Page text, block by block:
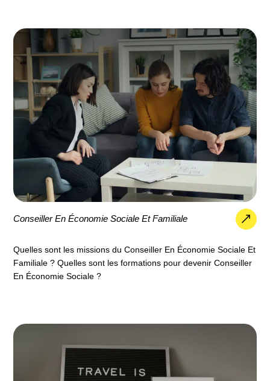
Conseiller En Économie Sociale Et Familiale
Quelles sont les missions du Conseiller En Économie Sociale Et
Familiale ? Quelles sont les formations pour devenir Conseiller
En Économie Sociale ?